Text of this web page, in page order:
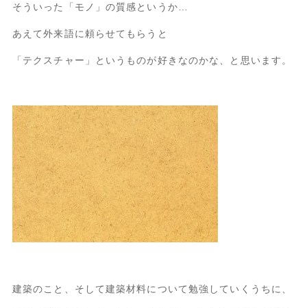
そういった「モノ」の質感というか…
あえて外来語に頼らせてもらうと
「テクスチャー」というものが好きなのかな、と思います。
建築のこと、そして建築材料について勉強していくうちに、